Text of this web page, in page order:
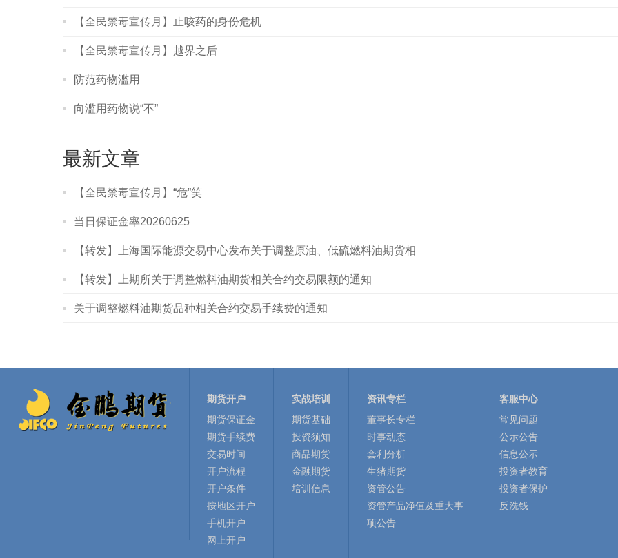
【全民禁毒宣传月】止咳药的身份危机
【全民禁毒宣传月】越界之后
防范药物滥用
向滥用药物说“不”
最新文章
【全民禁毒宣传月】“危”笑
当日保证金率20260625
【转发】上海国际能源交易中心发布关于调整原油、低硫燃料油期货相
【转发】上期所关于调整燃料油期货相关合约交易限额的通知
关于调整燃料油期货品种相关合约交易手续费的通知
期货开户
期货保证金
期货手续费
交易时间
开户流程
开户条件
按地区开户
手机开户
网上开户
实战培训
期货基础
投资须知
商品期货
金融期货
培训信息
资讯专栏
董事长专栏
时事动态
套利分析
生猪期货
资管公告
资管产品净值及重大事
项公告
客服中心
常见问题
公示公告
信息公示
投资者教育
投资者保护
反洗钱